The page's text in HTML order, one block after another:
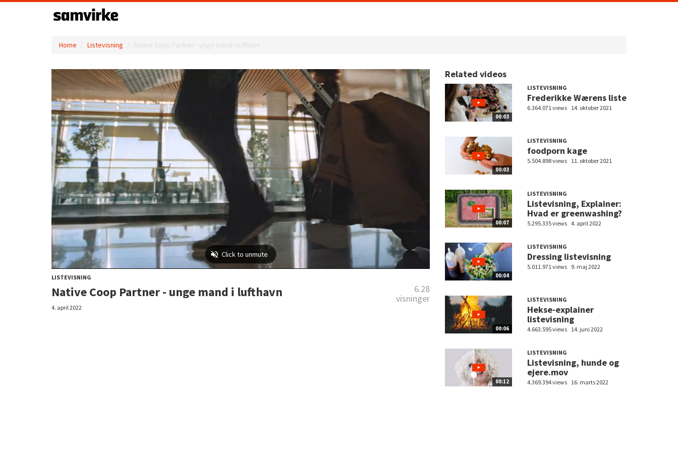
Home Listevisning Native Coop Partner - unge mand i lufthavn
LISTEVISNING
Native Coop Partner - unge mand i lufthavn
6.28
visninger
4. april 2022
Related videos
00:03
LISTEVISNING
Frederikke Wærens liste
6.364.071 views 14. oktober 2021
00:03
LISTEVISNING
foodporn kage
5.504.898 views 11. oktober 2021
00:07
LISTEVISNING
Listevisning, Explainer:
Hvad er greenwashing?
5.295.335 views 4. april 2022
00:04
LISTEVISNING
Dressing listevisning
5.011.971 views 9. maj 2022
00:06
LISTEVISNING
Hekse-explainer
listevisning
4.663.595 views 14. juni 2022
00:12
LISTEVISNING
Listevisning, hunde og
ejere.mov
4.369.394 views 16. marts 2022